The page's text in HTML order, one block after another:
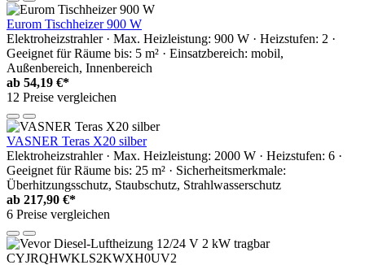
Eurom Tischheizer 900 W
Elektroheizstrahler · Max. Heizleistung: 900 W · Heizstufen: 2 ·
Geeignet für Räume bis: 5 m² · Einsatzbereich: mobil,
Außenbereich, Innenbereich
ab 54,19 €*
12 Preise vergleichen
VASNER Teras X20 silber
Elektroheizstrahler · Max. Heizleistung: 2000 W · Heizstufen: 6 ·
Geeignet für Räume bis: 25 m² · Sicherheitsmerkmale:
Überhitzungsschutz, Staubschutz, Strahlwasserschutz
ab 217,90 €*
6 Preise vergleichen